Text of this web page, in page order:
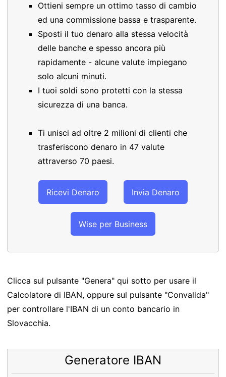
Ottieni sempre un ottimo tasso di cambio
ed una commissione bassa e trasparente.
Sposti il tuo denaro alla stessa velocità
delle banche e spesso ancora più
rapidamente - alcune valute impiegano
solo alcuni minuti.
I tuoi soldi sono protetti con la stessa
sicurezza di una banca.
Ti unisci ad oltre 2 milioni di clienti che
trasferiscono denaro in 47 valute
attraverso 70 paesi.
Ricevi Denaro Invia Denaro
Wise per Business
Clicca sul pulsante "Genera" qui sotto per usare il
Calcolatore di IBAN, oppure sul pulsante "Convalida"
per controllare l'IBAN di un conto bancario in
Slovacchia.
Generatore IBAN